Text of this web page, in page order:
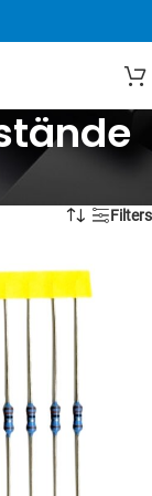
werden angezeigt
Filters